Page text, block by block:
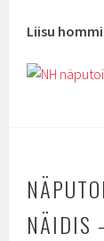
Liisu
NÄIDIS